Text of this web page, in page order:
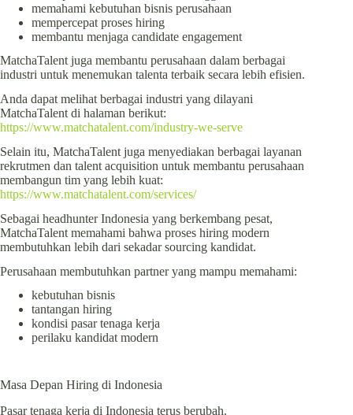
memahami kebutuhan bisnis perusahaan
mempercepat proses hiring
membantu menjaga candidate engagement
MatchaTalent juga membantu perusahaan dalam berbagai
industri untuk menemukan talenta terbaik secara lebih efisien.
Anda dapat melihat berbagai industri yang dilayani
MatchaTalent di halaman berikut:
https://www.matchatalent.com/industry-we-serve
Selain itu, MatchaTalent juga menyediakan berbagai layanan
rekrutmen dan talent acquisition untuk membantu perusahaan
membangun tim yang lebih kuat:
https://www.matchatalent.com/services/
Sebagai headhunter Indonesia yang berkembang pesat,
MatchaTalent memahami bahwa proses hiring modern
membutuhkan lebih dari sekadar sourcing kandidat.
Perusahaan membutuhkan partner yang mampu memahami:
kebutuhan bisnis
tantangan hiring
kondisi pasar tenaga kerja
perilaku kandidat modern
Masa Depan Hiring di Indonesia
Pasar tenaga kerja di Indonesia terus berubah.